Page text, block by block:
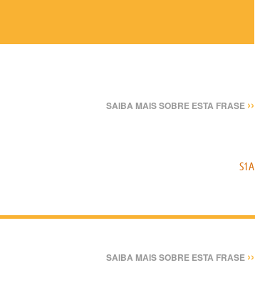
SAIBA MAIS SOBRE ESTA FRASE ››
S1A
SAIBA MAIS SOBRE ESTA FRASE ››